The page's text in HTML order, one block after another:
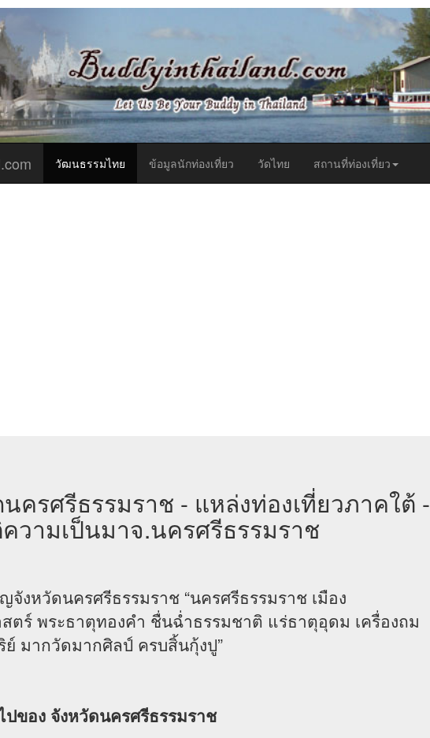
วัฒนธรรมไทย (current)ข้อมูลนักท่องเที่ยว วัดไทย สถานที่ท่องเที่ยว
ครศรีธรรมราช - แหล่งท่องเที่ยวภาคใต้ -
วามเป็นมาจ.นครศรีธรรมราช
งหวัดนครศรีธรรมราช “นครศรีธรรมราช เมือง
ตร์ พระธาตุทองคำ ชื่นฉ่ำธรรมชาติ แร่ธาตุอุดม เครื่องถม
มากวัดมากศิลป์ ครบสิ้นกุ้งปู”
ของ จังหวัดนครศรีธรรมราช